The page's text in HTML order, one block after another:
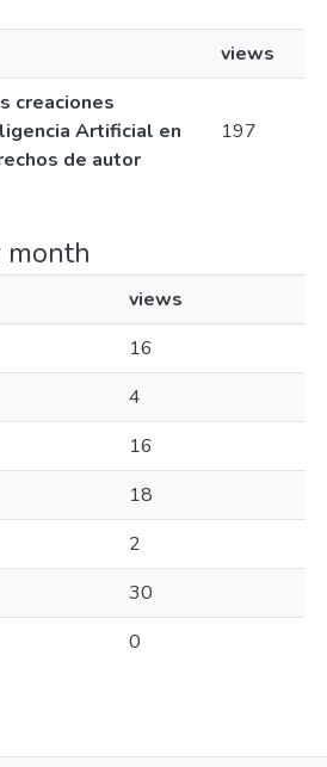
views
creaciones
Artificial en
de autor
197
month
views
16
4
16
18
2
30
0